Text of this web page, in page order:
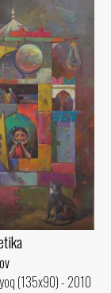
(135x90) - 2010